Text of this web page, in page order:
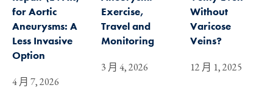
for Aortic
Aneurysms: A
Less Invasive
Option
4 月 7, 2026
Exercise,
Travel and
Monitoring
3 月 4, 2026
Without
Varicose
Veins?
12 月 1, 2025